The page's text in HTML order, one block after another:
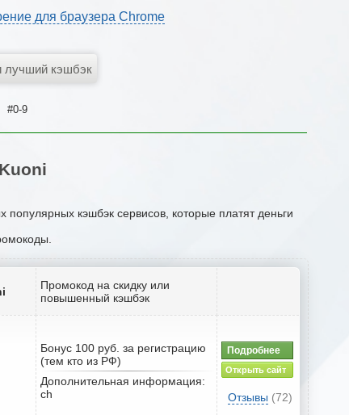
для браузера Chrome
#0-9
кэшбэк сервисов, которые платят деньги
Промокод на скидку или
повышенный кэшбэк
Бонус 100 руб. за регистрацию
(тем кто из РФ)
Дополнительная информация:
ch
Подробнее
Открыть сайт
Отзывы (72)